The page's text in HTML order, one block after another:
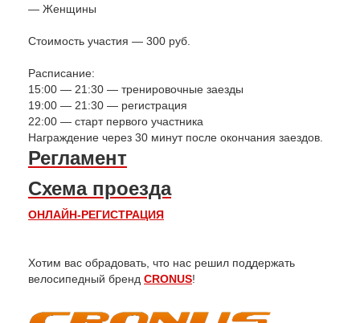
— Женщины
Стоимость участия — 300 руб.
Расписание:
15:00 — 21:30 — тренировочные заезды
19:00 — 21:30 — регистрация
22:00 — старт первого участника
Награждение через 30 минут после окончания заездов.
Регламент
Схема проезда
ОНЛАЙН-РЕГИСТРАЦИЯ
Хотим вас обрадовать, что нас решил поддержать
велосипедный бренд CRONUS!